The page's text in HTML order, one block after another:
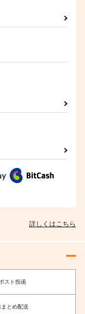
詳しくはこちら
スト投函
まとめ配送